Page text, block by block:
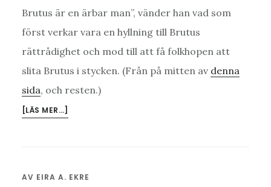
Brutus är en ärbar man”, vänder han vad som
först verkar vara en hyllning till Brutus
rättrådighet och mod till att få folkhopen att
slita Brutus i stycken. (Från på mitten av denna
sida, och resten.)
[LÄS MER…]
AV EIRA A. EKRE